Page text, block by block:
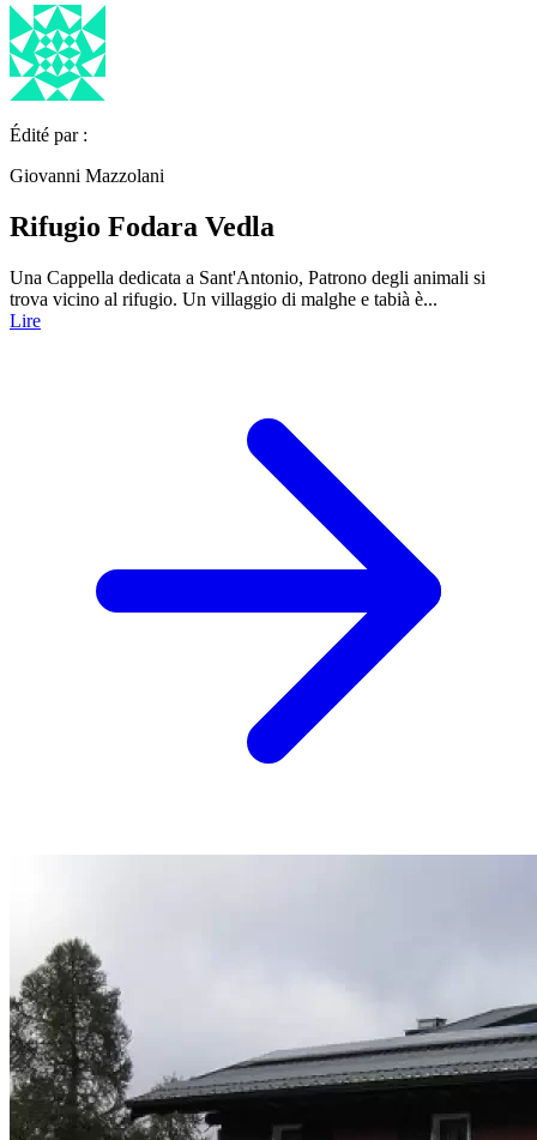
Édité par :
Giovanni Mazzolani
Rifugio Fodara Vedla
Una Cappella dedicata a Sant'Antonio, Patrono degli animali si
trova vicino al rifugio. Un villaggio di malghe e tabià è...
Lire